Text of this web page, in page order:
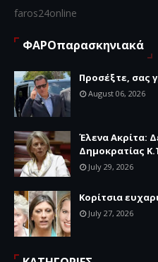
faros24online
ΦΑΡΟπαρασκηνιακά
Προσέξτε, σας
August 06, 2026
Έλενα Ακρίτα:
Δημοκρατίας
July 29, 2026
Κορίτσια
July 27, 2026